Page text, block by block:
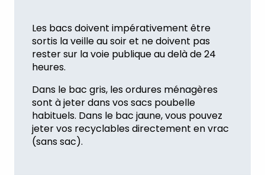
Les bacs doivent impérativement être
sortis la veille au soir et ne doivent pas
rester sur la voie publique au delà de 24
heures.
Dans le bac gris, les ordures ménagères
sont à jeter dans vos sacs poubelle
habituels. Dans le bac jaune, vous pouvez
jeter vos recyclables directement en vrac
(sans sac).